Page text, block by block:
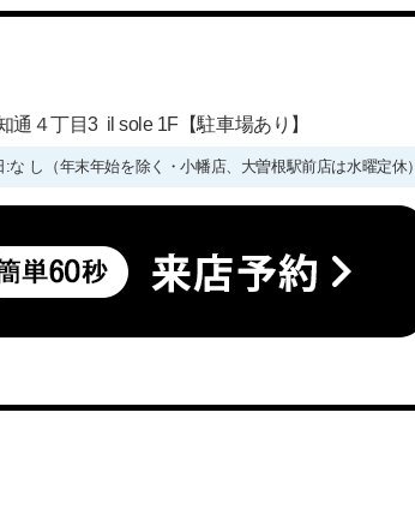
通４丁目3 il sole 1F【駐車場あり】
し（年末年始を除く・小幡店、大曽根駅前店は水曜定休）